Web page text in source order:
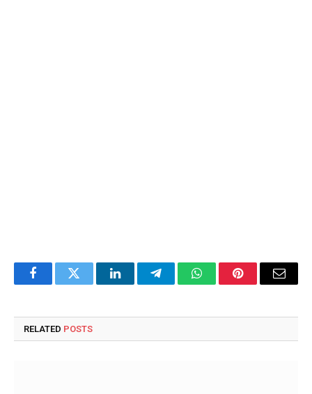
FacebookTwitter LinkedInTelegramWhatsAppPinterestEmail
RELATED POSTS